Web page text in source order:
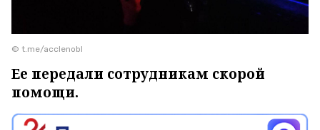
© t.me/acclenobl
Ее передали сотрудникам скорой
помощи.